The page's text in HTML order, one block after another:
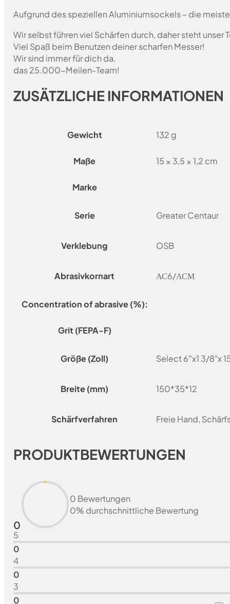
Aufgrund des speziellen Aluminiumsockels – die
Wir selbst führen viel Schärfen durch, daher steht
Viel Spaß beim Benutzen deiner scharfen Messer!
Wir sind immer für dich da,
das 25.000-Meilen-Team!
ZUSÄTZLICHE INFORMATIONEN
Gewicht 132 g
Maße 15 × 3,5 × 1,2 cm
Marke
Serie Greater Centaur
Verklebung OSB
Abrasivkornart АС6/АСМ
Concentration of abrasive (%):
Grit (FEPA-F)
Größe (Zoll) Select 6″x1 3/8"x
Breite (mm) 150*35*12
Schärfverfahren Freie Hand,
PRODUKTBEWERTUNGEN
0
0 Bewertungen
0% durchschnittliche Bewertung
5
0
4
0
3
0